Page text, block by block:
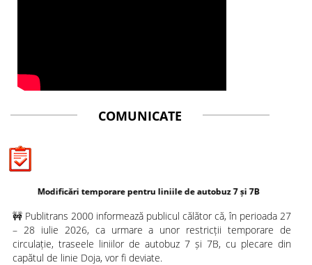
COMUNICATE
temporare pentru liniile de autobuz 7 și 7B
🚧 Publitrans 2000 informează publicul călător că, în perioada 27
– 28 iulie 2026, ca urmare a unor restricții temporare de
circulație, traseele liniilor de autobuz 7 și 7B, cu plecare din
capătul de linie Doja, vor fi deviate.